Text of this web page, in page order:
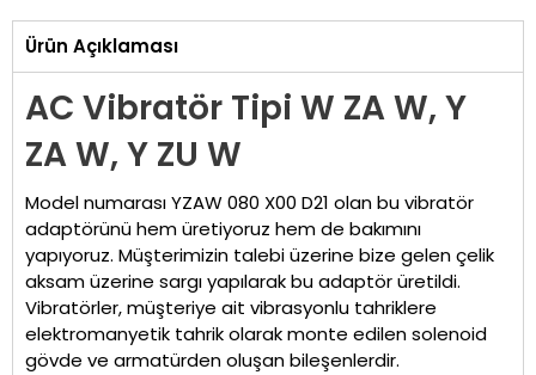
Ürün Açıklaması
AC Vibratör Tipi W ZA W, Y
ZA W, Y ZU W
Model numarası YZAW 080 X00 D21 olan bu vibratör
adaptörünü hem üretiyoruz hem de bakımını
yapıyoruz. Müşterimizin talebi üzerine bize gelen çelik
aksam üzerine sargı yapılarak bu adaptör üretildi.
Vibratörler, müşteriye ait vibrasyonlu tahriklere
elektromanyetik tahrik olarak monte edilen solenoid
gövde ve armatürden oluşan bileşenlerdir.